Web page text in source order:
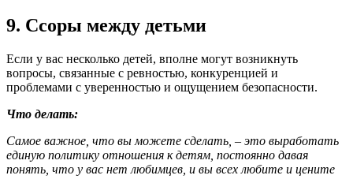
9. Ссоры между детьми
Если у вас несколько детей, вполне могут возникнуть
вопросы, связанные с ревностью, конкуренцией и
проблемами с уверенностью и ощущением безопасности.
Что делать:
Самое важное, что вы можете сделать, – это выработать
единую политику отношения к детям, постоянно давая
понять, что у вас нет любимцев, и вы всех любите и цените